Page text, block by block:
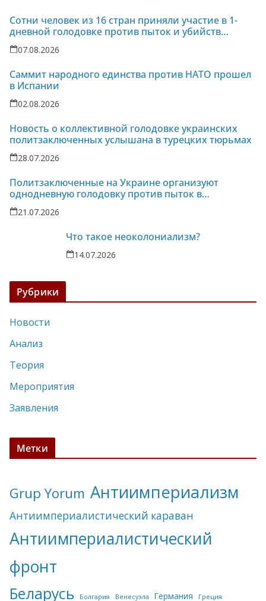
Сотни человек из 16 стран приняли участие в 1-
дневной голодовке против пыток и убийств
политзаключенных на Украине
07.08.2026
Саммит народного единства против НАТО прошел
в Испании
02.08.2026
Новость о коллективной голодовке украинских
политзаключенных услышана в турецких тюрьмах
28.07.2026
Политзаключенные на Украине организуют
однодневную голодовку против пыток в
колонии-86
21.07.2026
Что такое неоколониализм?
14.07.2026
Рубрики
Новости
Анализ
Теория
Мероприятия
Заявления
Метки
Grup Yorum Антиимпериализм
Антиимпериалистический караван
Антиимпериалистический
фронт
Беларусь Болгария Венесуэла Германия Греция